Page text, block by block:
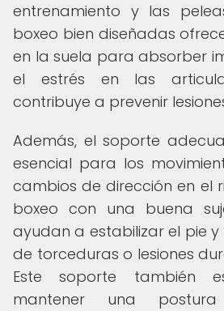
entrenamiento y las
boxeo bien diseñadas
en la suela para absorber
el estrés en las
contribuye a prevenir
Además, el soporte
esencial para los
cambios de dirección en el
boxeo con una buena
ayudan a estabilizar el pie y
de torceduras o lesiones
Este soporte también
mantener una